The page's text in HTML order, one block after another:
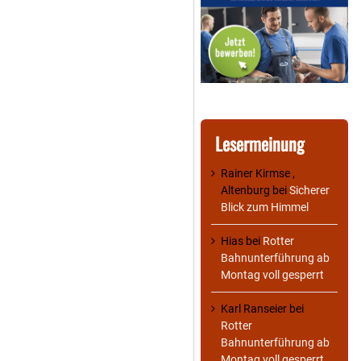
Lesermeinung
Rainer Kirmse ,
Altenburg beiSicherer
Blick zum Himmel
Hias bei Rotter
Bahnunterführung ab
Montag voll gesperrt
Karl Ranseier bei
Rotter
Bahnunterführung ab